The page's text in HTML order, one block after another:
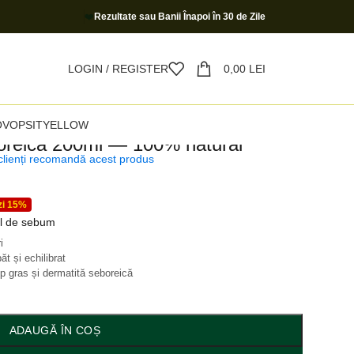
Rezultate sau Banii Înapoi în 30 de Zile
LOGIN / REGISTER 0,00 LEI
VOPSITYELLOW
200ml — 100% natural
recomandă acest produs
15%
de sebum
și echilibrat
gras și dermatită seboreică
ADAUGĂ ÎN COȘ